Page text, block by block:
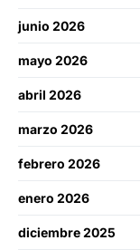
junio 2026
mayo 2026
abril 2026
marzo 2026
febrero 2026
enero 2026
diciembre 2025